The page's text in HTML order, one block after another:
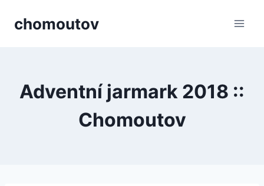
chomoutov
Adventní jarmark 2018 ::
Chomoutov